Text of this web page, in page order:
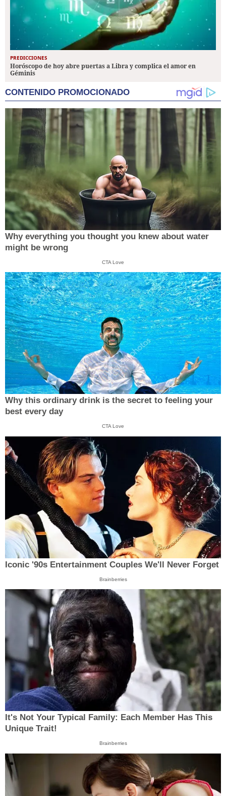
PREDICCIONES
Horóscopo de hoy abre puertas a Libra y complica el amor en
Géminis
CONTENIDO PROMOCIONADO
Why everything you thought you knew about water
might be wrong
CTA Love
Why this ordinary drink is the secret to feeling your
best every day
CTA Love
Iconic '90s Entertainment Couples We'll Never Forget
Brainberries
It's Not Your Typical Family: Each Member Has This
Unique Trait!
Brainberries